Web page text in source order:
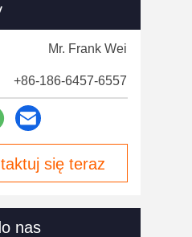
Mr. Frank Wei
+86-186-6457-6557
się teraz
nas